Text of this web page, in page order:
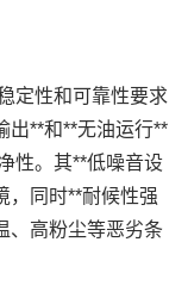
定性和可靠性要求
出**和**无油运行**
性。其**低噪音设
，同时**耐候性强
、高粉尘等恶劣条